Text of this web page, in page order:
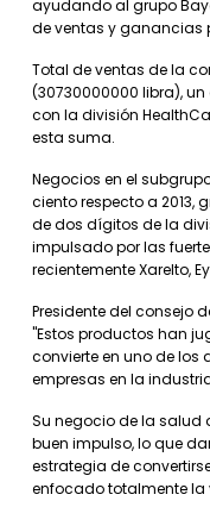
ayudando al grupo
de ventas y ganancias
Total de ventas de la
(30730000000 libra),
con la división
esta suma.
Negocios en el
ciento respecto a
de dos dígitos de la
impulsado por las
recientemente Xarelto,
Presidente del consejo
"Estos productos han
convierte en uno de
empresas en la
Su negocio de la salud
buen impulso, lo que
estrategia de
enfocado totalmente la